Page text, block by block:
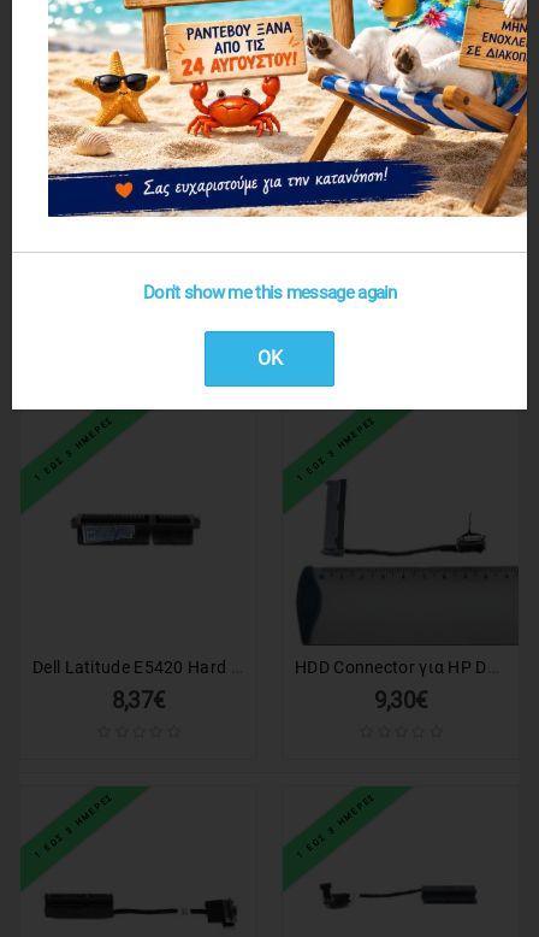
1 ΕΩΣ 3 ΗΜΕΡΕΣ
HDD Connector - SATA 7+15P
1 ΕΩΣ 3 ΗΜΕΡΕΣ
1 ΕΩΣ 3 ΗΜΕΡΕΣ
8,37€
1 ΕΩΣ 3 ΗΜΕΡΕΣ
9,30€
1 ΕΩΣ 3 ΗΜΕΡΕΣ 1 ΕΩΣ 3 ΗΜΕΡΕΣ
Don't show me this message again
OK